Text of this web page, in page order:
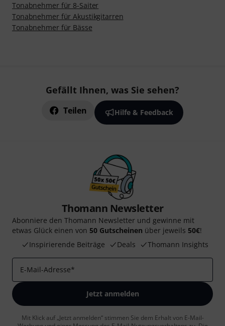
Tonabnehmer für 8-Saiter
Tonabnehmer für Akustikgitarren
Tonabnehmer für Bässe
Gefällt Ihnen, was Sie sehen?
Teilen Hilfe & Feedback
Thomann Newsletter
Abonniere den Thomann Newsletter und gewinne mit
etwas Glück einen von 50 Gutscheinen über jeweils 50€!
Inspirierende Beiträge
Deals Thomann Insights
E-Mail-Adresse*
Jetzt anmelden
Mit Klick auf „Jetzt anmelden“ stimmen Sie dem Erhalt von E-Mail-